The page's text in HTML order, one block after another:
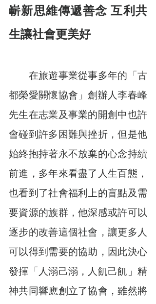
嶄新思維傳遞善念 互利共
生讓社會更美好
在旅遊事業從事多年的「古
都榮愛關懷協會」創辦人李春峰
先生在志業及事業的開創中也許
會碰到許多困難與挫折，但是他
始終抱持著永不放棄的心念持續
前進，多年來看盡了人生百態，
也看到了社會福利上的盲點及需
要資源的族群，他深感或許可以
逐步的改善這個社會，讓更多人
可以得到需要的協助，因此決心
發揮「人溺己溺，人飢己飢」精
神共同響應創立了協會，雖然將